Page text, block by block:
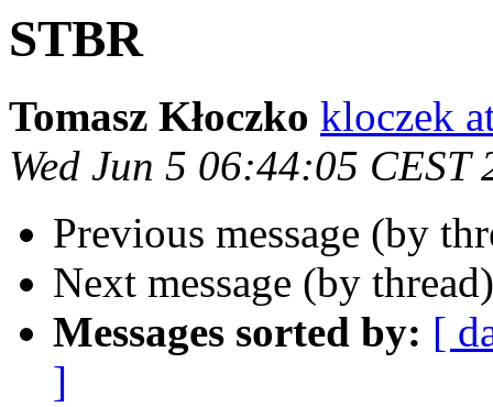
STBR
Tomasz Kłoczko kloczek
Wed Jun 5 06:44:05 CEST
Previous message (by
Next message (by
Messages sorted by: [
]